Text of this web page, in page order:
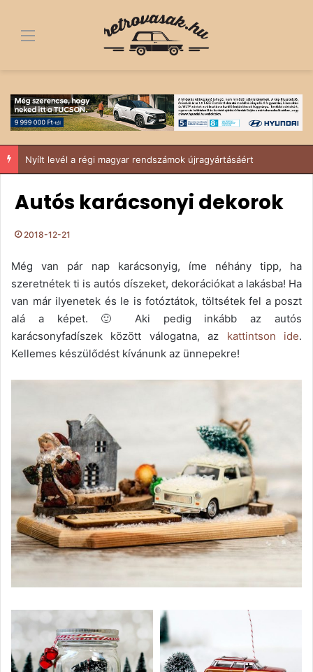
Menü
Nyílt levél a régi magyar rendszámok újragyártásáért
Autós karácsonyi dekorok
2018-12-21
Még van pár nap karácsonyig, íme néhány tipp, ha
szeretnétek ti is autós díszeket, dekorációkat a lakásba! Ha
van már ilyenetek és le is fotóztátok, töltsétek fel a poszt
alá a képet. 🙂 Aki pedig inkább az autós
karácsonyfadíszek között válogatna, az kattintson ide.
Kellemes készülődést kívánunk az ünnepekre!